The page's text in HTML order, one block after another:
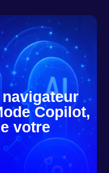
Copilot,
votre